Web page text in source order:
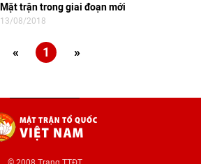
Mặt trận trong giai đoạn mới
13/08/2018
« 1 »